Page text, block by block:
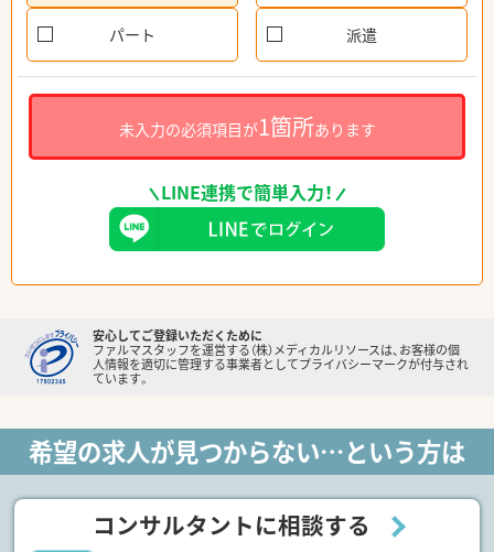
パート 派遣
未入力の必須項目が1箇所あります
LINE連携で簡単入力！
安心してご登録いただくために
ファルマスタッフを運営する（株）メディカルリソースは、お客様の個
人情報を適切に管理する事業者としてプライバシーマークが付与され
ています。
希望の求人が見つからない…という方は
コンサルタントに相談する